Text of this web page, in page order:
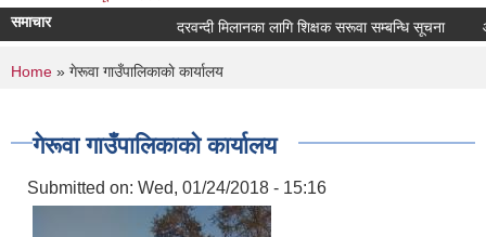
समाचार दरवन्दी मिलानका लागि शिक्षक सरूवा सम्बन्धि सूचना
You are here
Home » गेरूवा गाउँपालिकाकाे कार्यालय
गेरूवा गाउँपालिकाकाे कार्यालय
Submitted on: Wed, 01/24/2018 - 15:16